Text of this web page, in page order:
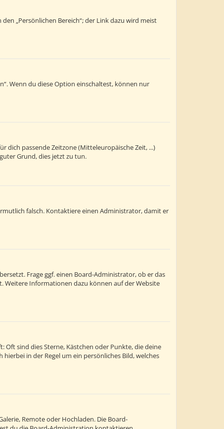
„Persönlichen Bereich“; der Link dazu wird meist
Wenn du diese Option einschaltest, können nur
dich passende Zeitzone (Mitteleuropäische Zeit, ...)
Grund, dies jetzt zu tun.
falsch. Kontaktiere einen Administrator, damit er
Frage ggf. einen Board-Administrator, ob er das
Weitere Informationen dazu können auf der Website
Oft sind dies Sterne, Kästchen oder Punkte, die deine
in der Regel um ein persönliches Bild, welches
Remote oder Hochladen. Die Board-